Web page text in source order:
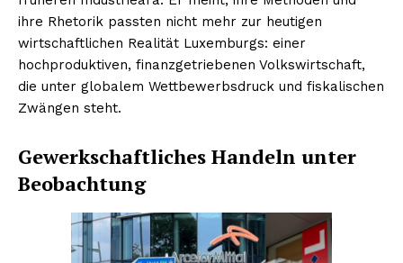
ihre Rhetorik passten nicht mehr zur heutigen
wirtschaftlichen Realität Luxemburgs: einer
hochproduktiven, finanzgetriebenen Volkswirtschaft,
die unter globalem Wettbewerbsdruck und fiskalischen
Zwängen steht.
Gewerkschaftliches Handeln unter
Beobachtung